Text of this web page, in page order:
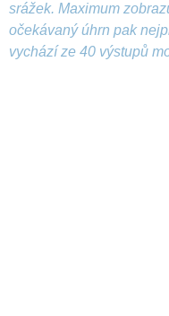
srážek. Maximum
očekávaný úhrn pak
vychází ze 40 výstupů